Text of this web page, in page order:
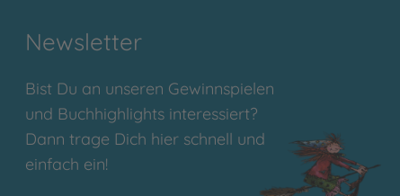
Newsletter
Bist Du an unseren Gewinnspielen
und Buchhighlights interessiert?
Dann trage Dich hier schnell und
einfach ein!